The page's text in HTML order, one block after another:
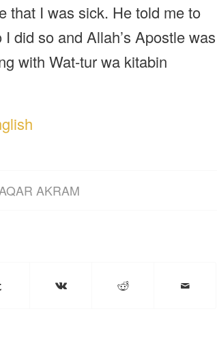
that I was sick. He told me to
did so and Allah’s Apostle was
with Wat-tur wa kitabin
AKRAM